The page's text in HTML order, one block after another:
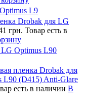
L9
Drobak для LG
грн. Товар есть в
Optimus L90
пленка Drobak для
L90 (D415) Anti-Glare
есть в наличии В